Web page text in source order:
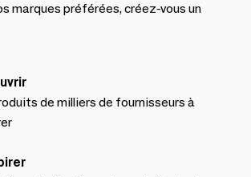
marques préférées, créez-vous un
de milliers de fournisseurs à